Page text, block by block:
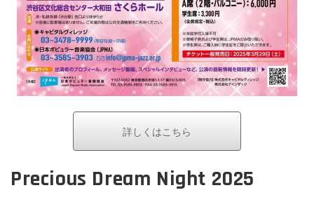
詳しくはこちら
Precious Dream Night 2025